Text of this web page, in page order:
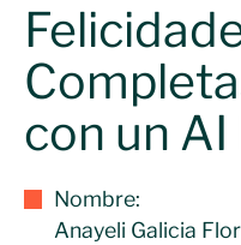
con un
Nombre:
Anayeli Galicia